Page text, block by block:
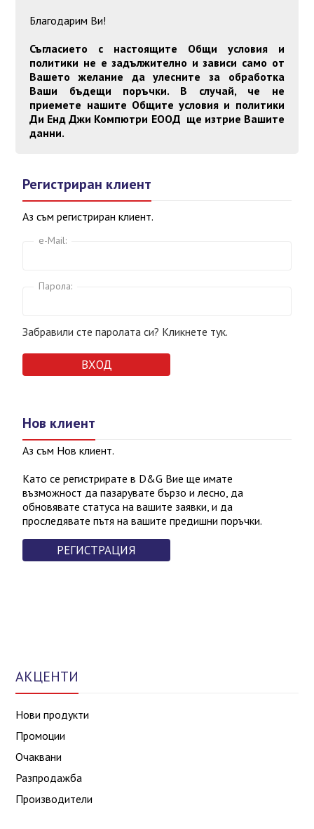
Благодарим Ви!
Съгласието с настоящите Общи условия и
политики не е задължително и зависи само от
Вашето желание да улесните за обработка
Ваши бъдещи поръчки. В случай, че не
приемете нашите Общите условия и политики
Ди Енд Джи Компютри ЕООД ще изтрие Вашите
данни.
Регистриран клиент
Аз съм регистриран клиент.
e-Mail:
Парола:
Забравили сте паролата си? Кликнете тук.
Нов клиент
Аз съм Нов клиент.
Като се регистрирате в D&G Вие ще имате
възможност да пазарувате бързо и лесно, да
обновявате статуса на вашите заявки, и да
проследявате пътя на вашите предишни поръчки.
РЕГИСТРАЦИЯ
АКЦЕНТИ
Нови продукти
Промоции
Очаквани
Разпродажба
Производители